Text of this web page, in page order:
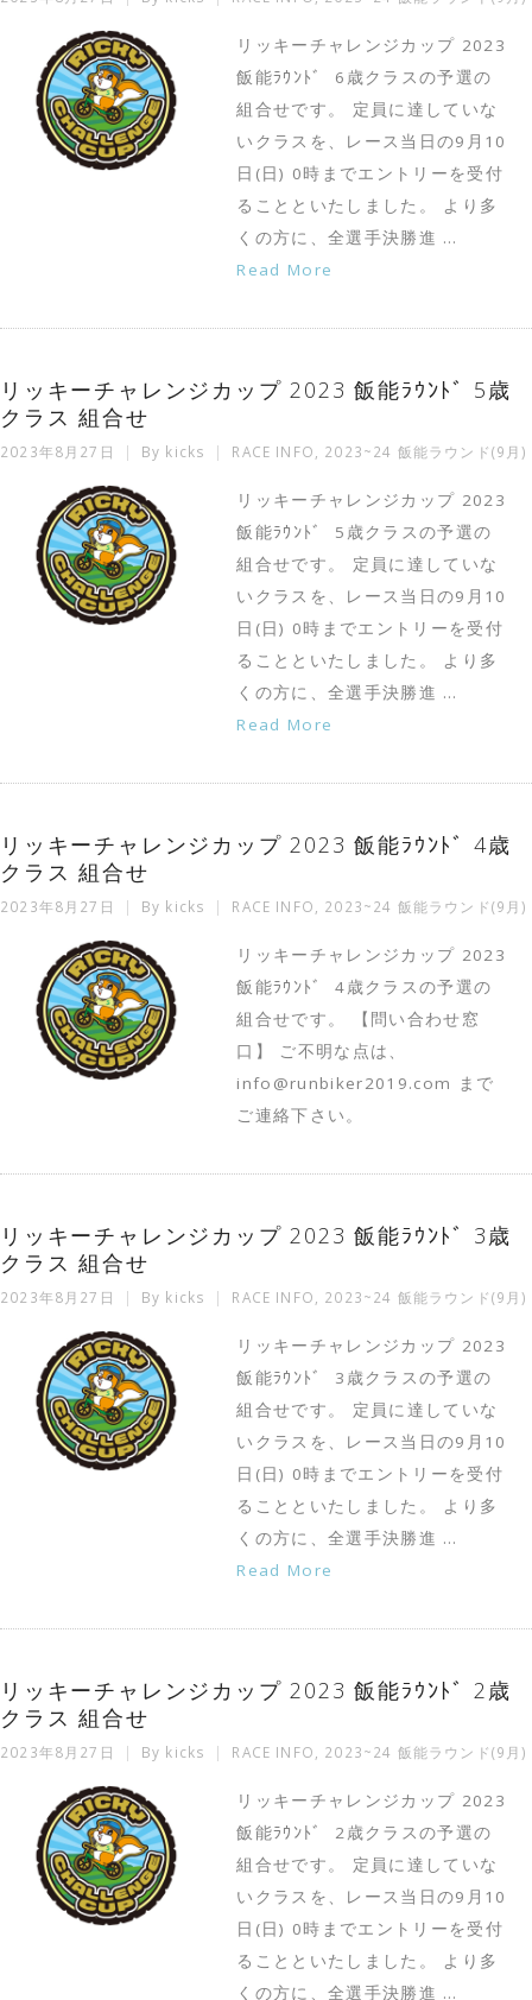
リッキーチャレンジカップ 2023
飯能ﾗｳﾝﾄﾞ 6歳クラスの予選の
組合せです。 定員に達していな
いクラスを、レース当日の9月10
日(日) 0時までエントリーを受付
ることといたしました。 より多
くの方に、全選手決勝進 …
Read More
リッキーチャレンジカップ 2023 飯能ﾗｳﾝﾄﾞ 5歳
クラス 組合せ
2023年8月27日 By kicks RACE INFO 2023~24 飯能ラウンド(9月)
リッキーチャレンジカップ 2023
飯能ﾗｳﾝﾄﾞ 5歳クラスの予選の
組合せです。 定員に達していな
いクラスを、レース当日の9月10
日(日) 0時までエントリーを受付
ることといたしました。 より多
くの方に、全選手決勝進 …
Read More
リッキーチャレンジカップ 2023 飯能ﾗｳﾝﾄﾞ 4歳
クラス 組合せ
2023年8月27日 By kicks RACE INFO 2023~24 飯能ラウンド(9月)
リッキーチャレンジカップ 2023
飯能ﾗｳﾝﾄﾞ 4歳クラスの予選の
組合せです。 【問い合わせ窓
口】 ご不明な点は、
info@runbiker2019.com まで
ご連絡下さい。
リッキーチャレンジカップ 2023 飯能ﾗｳﾝﾄﾞ 3歳
クラス 組合せ
2023年8月27日 By kicks RACE INFO 2023~24 飯能ラウンド(9月)
リッキーチャレンジカップ 2023
飯能ﾗｳﾝﾄﾞ 3歳クラスの予選の
組合せです。 定員に達していな
いクラスを、レース当日の9月10
日(日) 0時までエントリーを受付
ることといたしました。 より多
くの方に、全選手決勝進 …
Read More
リッキーチャレンジカップ 2023 飯能ﾗｳﾝﾄﾞ 2歳
クラス 組合せ
2023年8月27日 By kicks RACE INFO 2023~24 飯能ラウンド(9月)
リッキーチャレンジカップ 2023
飯能ﾗｳﾝﾄﾞ 2歳クラスの予選の
組合せです。 定員に達していな
いクラスを、レース当日の9月10
日(日) 0時までエントリーを受付
ることといたしました。 より多
くの方に、全選手決勝進 …